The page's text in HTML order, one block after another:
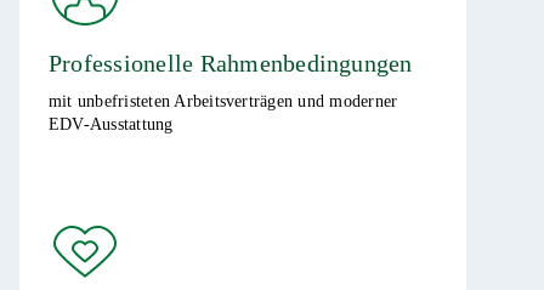
Professionelle Rahmenbedingungen ​
mit unbefristeten Arbeitsverträgen und moderner
EDV-Ausstattung ​​​